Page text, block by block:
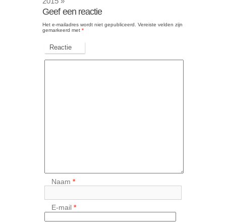
Geef een reactie
Het e-mailadres wordt niet gepubliceerd.
Vereiste velden zijn
gemarkeerd met *
Reactie
Naam*
E-mail*